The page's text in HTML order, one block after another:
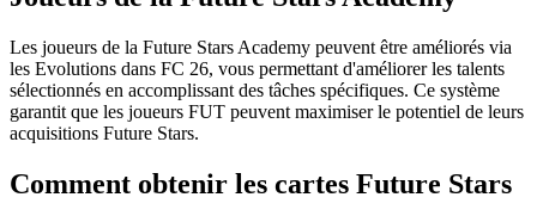
Les joueurs de la Future Stars Academy peuvent être améliorés via
les Evolutions dans FC 26, vous permettant d'améliorer les talents
sélectionnés en accomplissant des tâches spécifiques. Ce système
garantit que les joueurs FUT peuvent maximiser le potentiel de leurs
acquisitions Future Stars.
Comment obtenir les cartes Future Stars